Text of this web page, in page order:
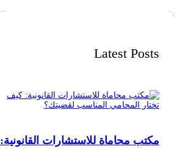
Latest Posts
مكتب محاماة للاستشارات القانونية: